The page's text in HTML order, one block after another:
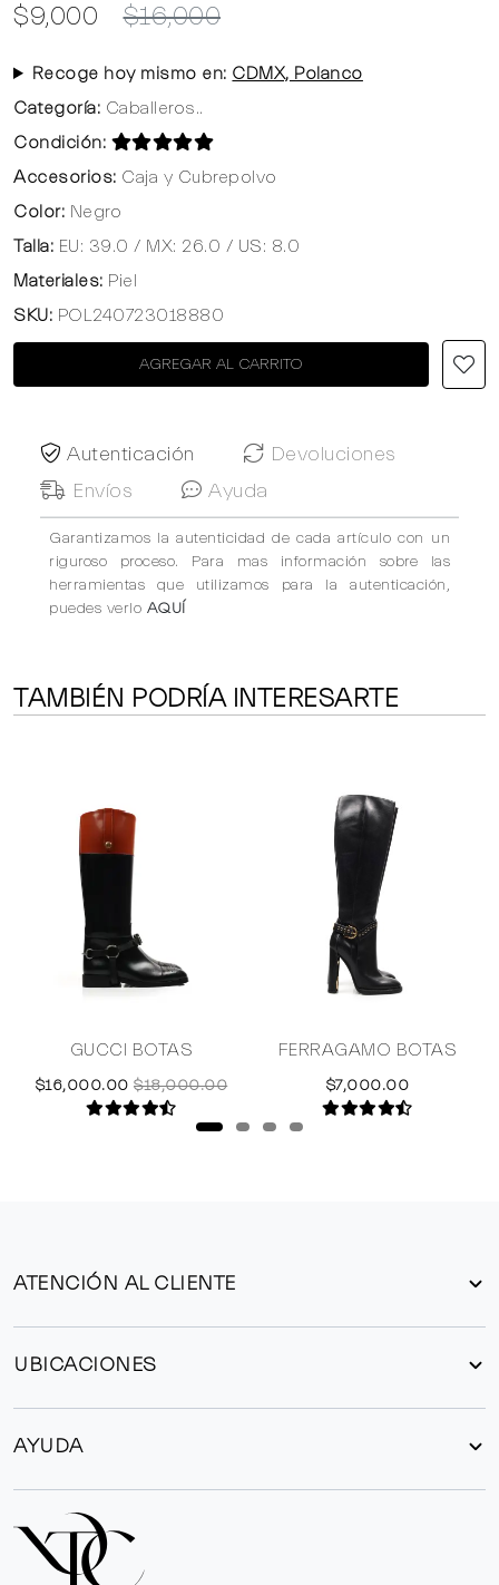
$9,000 $16,000
Recoge hoy mismo en: CDMX, Polanco
Categoría: Caballeros..
Condición:
Accesorios: Caja y Cubrepolvo
Color: Negro
Talla: EU: 39.0 / MX: 26.0 / US: 8.0
Materiales: Piel
SKU: POL240723018880
AGREGAR AL CARRITO
Autenticación
Devoluciones
Envíos
Ayuda
Garantizamos la autenticidad de cada artículo con un
riguroso proceso. Para mas información sobre las
herramientas que utilizamos para la autenticación,
puedes verlo AQUÍ
TAMBIÉN PODRÍA INTERESARTE
GUCCI BOTAS
$16,000.00 $18,000.00
FERRAGAMO BOTAS
$7,000.00
ATENCIÓN AL CLIENTE
UBICACIONES
AYUDA